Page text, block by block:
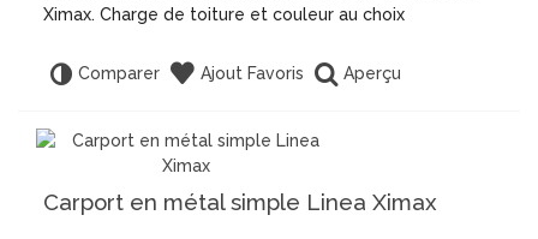
Ximax. Charge de toiture et couleur au choix
Comparer Ajout Favoris Aperçu
Carport en métal simple Linea Ximax